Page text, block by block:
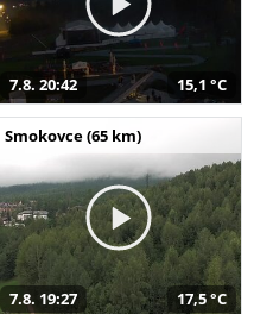
7.8. 20:42 15,1 °C
Smokovce (65 km)
7.8. 19:27 17,5 °C